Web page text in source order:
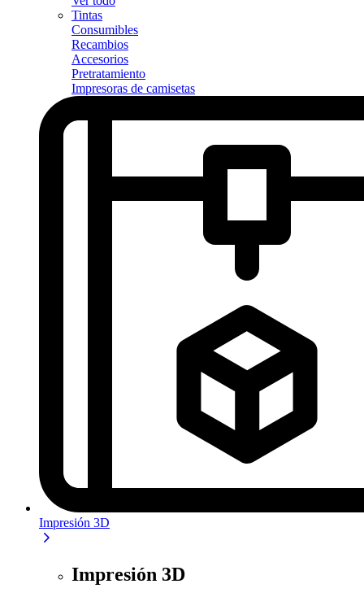
Tintas
Consumibles
Recambios
Accesorios
Pretratamiento
Impresoras de camisetas
Impresión 3D
Impresión 3D